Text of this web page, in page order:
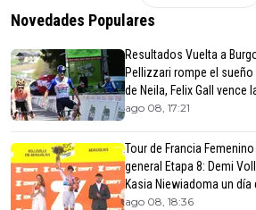
Novedades Populares
Resultados Vuelta a
Pellizzari rompe el
de Neila, Felix Gall vence
ago 08, 17:21
Tour de Francia
general Etapa 8: Demi
Kasia Niewiadoma un día
ago 08, 18:36